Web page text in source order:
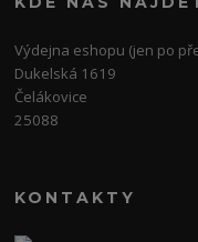
Výdejna eshopu (jen po
Dukelská 1619
Čelákovice
25088
KONTAKTY